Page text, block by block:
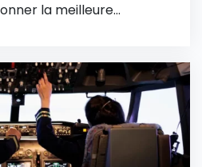
la meilleure
vie en 2026.